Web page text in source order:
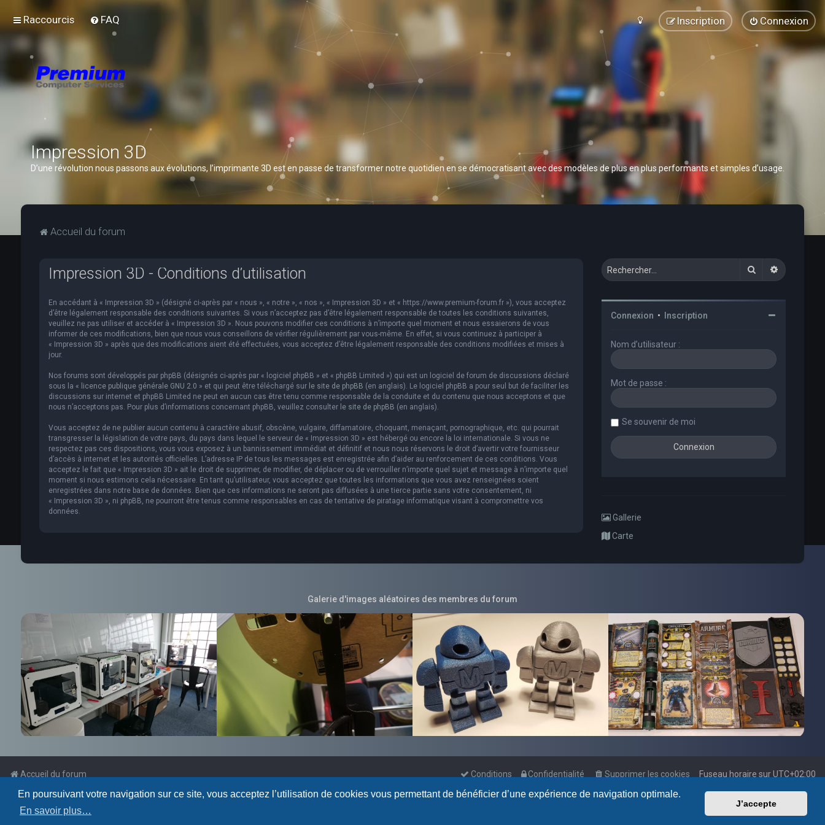
En poursuivant votre navigation sur ce site, vous acceptez l’utilisation de cookies vous permettant de bénéficier d’une expérience de navigation optimale.
En savoir plus…
J’accepte
Raccourcis FAQ Connexion
Inscription
Impression 3D
D’une révolution nous passons aux évolutions, l’imprimante 3D est en passe de transformer notre quotidien en se démocratisant avec des modèles de plus en plus performants et simples d’usage.
Accueil du forum
Impression 3D - Conditions d’utilisation
En accédant à « Impression 3D » (désigné ci-après par « nous », « notre », « nos », « Impression 3D » et « https://www.premium-forum.fr »), vous acceptez
d’être légalement responsable des conditions suivantes. Si vous n’acceptez pas d’être légalement responsable de toutes les conditions suivantes,
veuillez ne pas utiliser et accéder à « Impression 3D ». Nous pouvons modifier ces conditions à n’importe quel moment et nous essaierons de vous
informer de ces modifications, bien que nous vous conseillons de vérifier régulièrement par vous-même. En effet, si vous continuez à participer à
« Impression 3D » après que des modifications aient été effectuées, vous acceptez d’être légalement responsable des conditions modifiées et mises à
jour.
Nos forums sont développés par phpBB (désignés ci-après par « logiciel phpBB » et « phpBB Limited ») qui est un logiciel de forum de discussions déclaré
sous la « licence publique générale GNU 2.0 » et qui peut être téléchargé sur le site de phpBB (en anglais). Le logiciel phpBB a pour seul but de faciliter les
discussions sur internet et phpBB Limited ne peut en aucun cas être tenu comme responsable de la conduite et du contenu que nous acceptons et que
nous n’acceptons pas. Pour plus d’informations concernant phpBB, veuillez consulter le site de phpBB (en anglais).
Vous acceptez de ne publier aucun contenu à caractère abusif, obscène, vulgaire, diffamatoire, choquant, menaçant, pornographique, etc. qui pourrait
transgresser la législation de votre pays, du pays dans lequel le serveur de « Impression 3D » est hébergé ou encore la loi internationale. Si vous ne
respectez pas ces dispositions, vous vous exposez à un bannissement immédiat et définitif et nous nous réservons le droit d’avertir votre fournisseur
d’accès à internet et les autorités officielles. L’adresse IP de tous les messages est enregistrée afin d’aider au renforcement de ces conditions. Vous
acceptez le fait que « Impression 3D » ait le droit de supprimer, de modifier, de déplacer ou de verrouiller n’importe quel sujet et message à n’importe quel
moment si nous estimons cela nécessaire. En tant qu’utilisateur, vous acceptez que toutes les informations que vous avez renseignées soient
enregistrées dans notre base de données. Bien que ces informations ne seront pas diffusées à une tierce partie sans votre consentement, ni
« Impression 3D », ni phpBB, ne pourront être tenus comme responsables en cas de tentative de piratage informatique visant à compromettre vos
données.
Rechercher
Connexion • Inscription
Nom d’utilisateur :
Mot de passe :
Se souvenir de moi
Gallerie
Carte
Galerie d'images aléatoires des membres du forum
Accueil du forum Fuseau horaire surUTC+02:00
Supprimer les cookies
Confidentialité
Conditions
Powered by phpBB
Traduction française officielle